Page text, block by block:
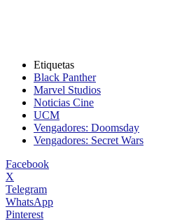
Etiquetas
Black Panther
Marvel Studios
Noticias Cine
UCM
Vengadores: Doomsday
Vengadores: Secret Wars
Facebook
X
Telegram
WhatsApp
Pinterest